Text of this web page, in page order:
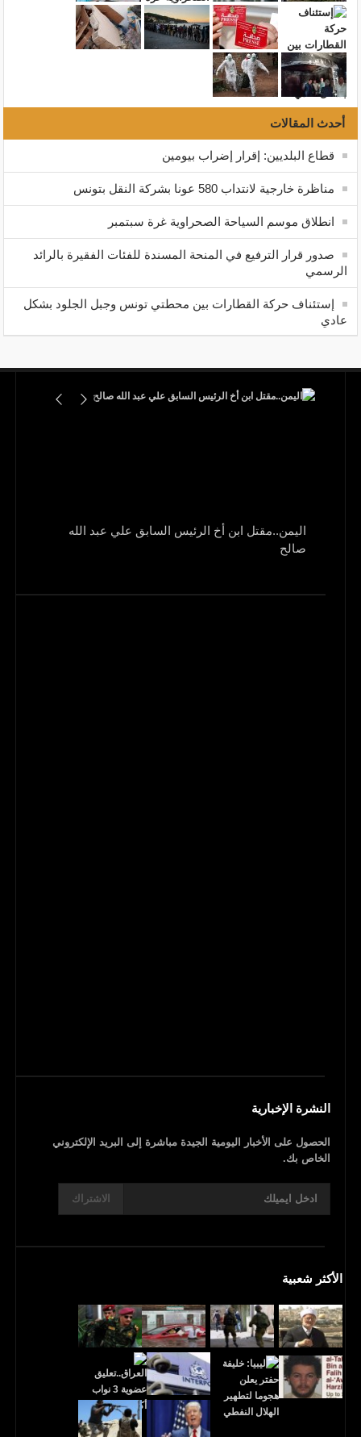
أحدث المقالات
قطاع البلديين: إقرار إضراب بيومين
مناظرة خارجية لانتداب 580 عونا بشركة النقل بتونس
انطلاق موسم السياحة الصحراوية غرة سبتمبر
صدور قرار الترفيع في المنحة المسندة للفئات الفقيرة بالرائد
الرسمي
إستئناف حركة القطارات بين محطتي تونس وجبل الجلود بشكل
عادي
اليمن..مقتل ابن أخ الرئيس السابق علي عبد الله
صالح
النشرة الإخبارية
الحصول على الأخبار اليومية الجيدة مباشرة إلى البريد الإلكتروني
الخاص بك.
الاشتراك
الأكثر شعبية